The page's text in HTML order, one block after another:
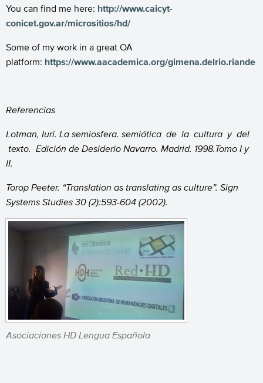
You can find me here: http://www.caicyt-
conicet.gov.ar/micrositios/hd/
Some of my work in a great OA
platform: https://www.aacademica.org/gimena.delrio.riande
Referencias
Lotman, Iuri. La semiosfera. semiótica de la cultura y del
texto. Edición de Desiderio Navarro. Madrid. 1998.Tomo I y
II.
Torop Peeter. “Translation as translating as culture”. Sign
Systems Studies 30 (2):593-604 (2002).
Asociaciones HD Lengua Española